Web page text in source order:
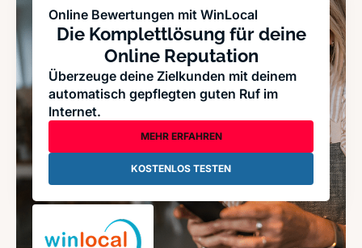
Online Bewertungen mit WinLocal
Die Komplettlösung für deine
Online Reputation
Überzeuge deine Zielkunden mit deinem
automatisch gepflegten guten Ruf im
Internet.
MEHR ERFAHREN
KOSTENLOS TESTEN